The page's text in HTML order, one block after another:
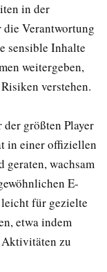
in der
die Verantwortung
sensible Inhalte
weitergeben,
verstehen.
größten Player
in einer offiziellen
wachsam
E-
für gezielte
etwa indem
zu